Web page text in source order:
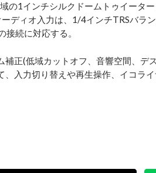
1インチシルクドームトゥイータ
ディオ入力は、1/4インチTRSバラ
続に対応する。
正(低域カットオフ、音響空間、デ
入力切り替えや再生操作、イコラ